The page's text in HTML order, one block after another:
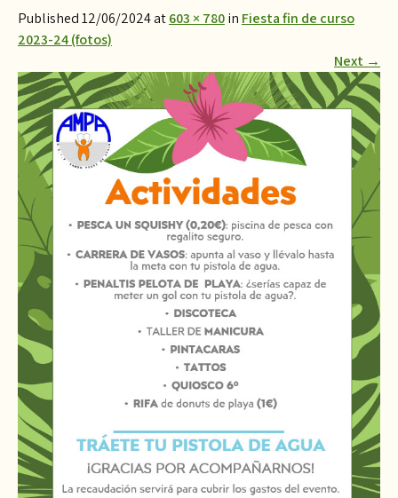
Published 12/06/2024 at603 × 780in Fiesta fin de curso
2023-24 (fotos)
Next →